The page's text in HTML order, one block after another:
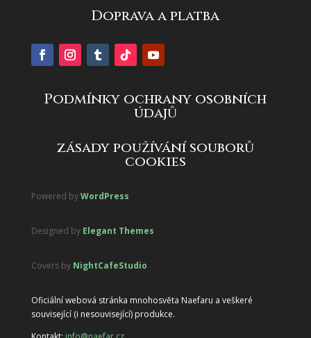
Doprava a platba
Podmínky ochrany osobních
údajů
zásady používání souborů
cookies
Powered byWordPress
Designed by Elegant Themes
Covers by NightCafeStudio
Oficiální webová stránka mnohosvěta Naefaru a veškeré
související (i nesouvisející) produkce.